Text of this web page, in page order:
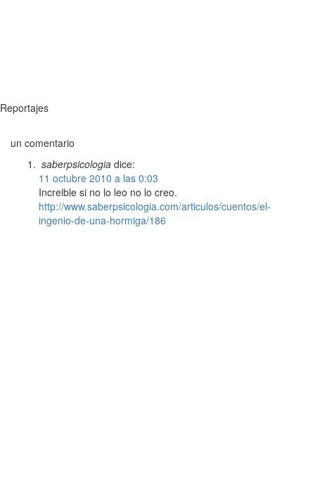
Reportajes
un comentario
saberpsicologia dice:
11 octubre 2010 a las 0:03
Increible si no lo leo no lo creo.
http://www.saberpsicologia.com/articulos/cuentos/el-
ingenio-de-una-hormiga/186